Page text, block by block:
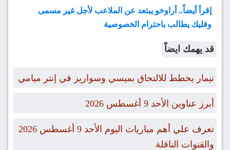
إقرأ أيضاً.. أراوخو يبتعد عن الملاعب لأجل غير مسمى
وفليك يطالب باحترام الخصوصية
قد يهمك ايضاً
نيمار يخطط للالتحاق بميسي وسواريز في إنتر ميامي
أبرز عناوين الأحد 9 أغسطس 2026
تعرف علي أهم مباريات اليوم الأحد 9 أغسطس 2026
والقنوات الناقلة